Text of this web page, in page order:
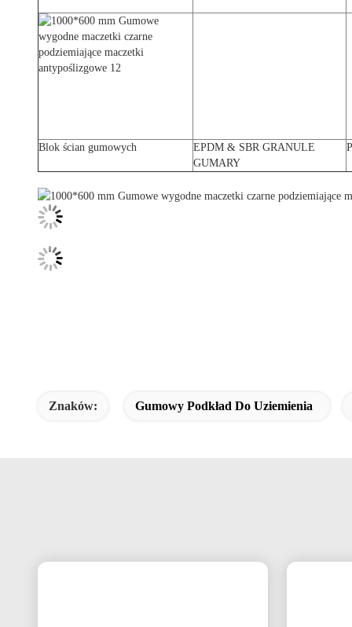
Blok ścian gumowych
EPDM & SBR GRANULE
GUMARY
Znaków: Gumowy Podkład Do Uziemienia